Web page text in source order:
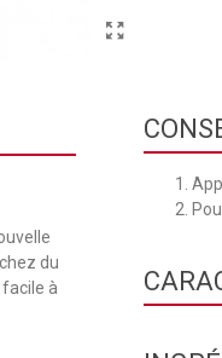
du
à
Collection